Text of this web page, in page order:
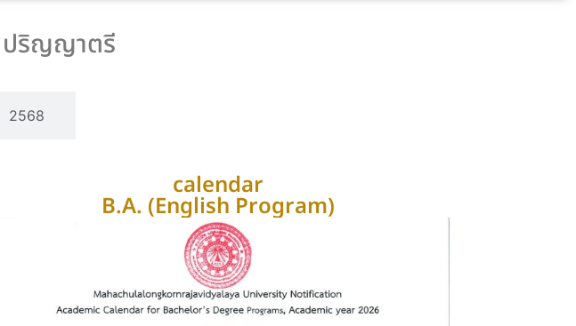
ปริญญาตรี
2568
calendar
B.A. (English Program)